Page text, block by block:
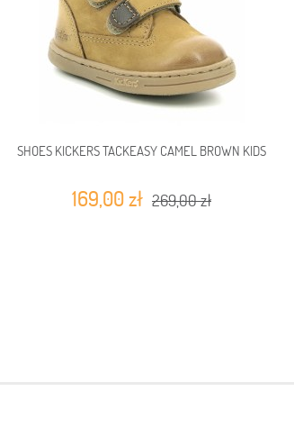
SHOES KICKERS TACKEASY CAMEL BROWN KIDS
169,00 zł 269,00 zł